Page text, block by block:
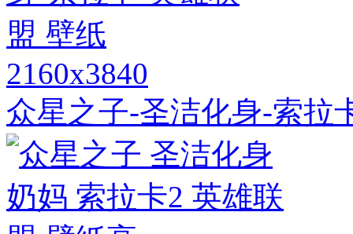
2160x3840
众星之子-圣洁化身-索拉